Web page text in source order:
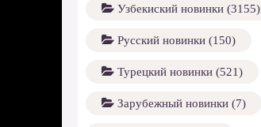
Узбекиский новинки (3155)
Русский новинки (150)
Турецкий новинки (521)
Зарубежный новинки (7)